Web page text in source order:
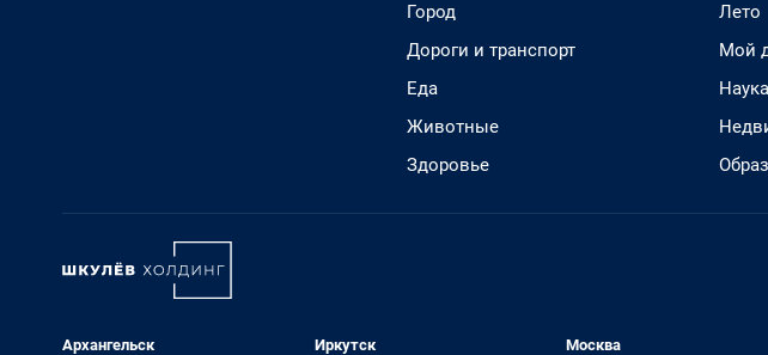
Город
Дороги и транспорт
Еда
Животные
Здоровье
Лето
Мой
Наука
Архангельск
Иркутск
Москва